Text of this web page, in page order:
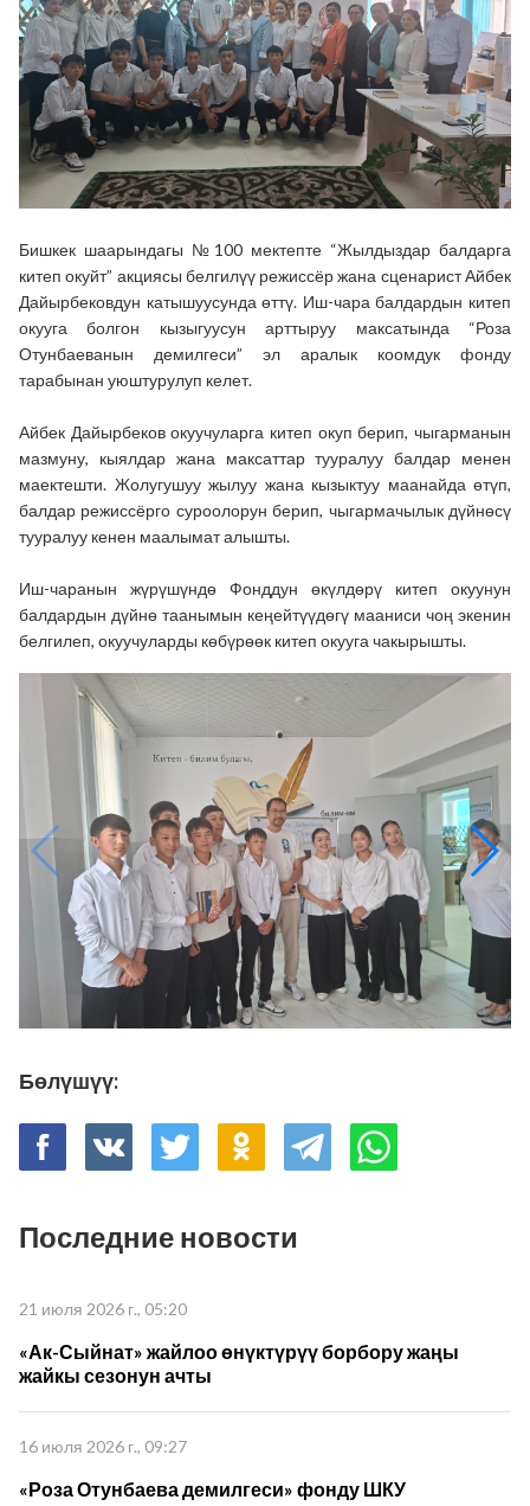
Бишкек шаарындагы №100 мектепте “Жылдыздар балдарга
китеп окуйт” акциясы белгилүү режиссёр жана сценарист Айбек
Дайырбековдун катышуусунда өттү. Иш-чара балдардын китеп
окууга болгон кызыгуусун арттыруу максатында “Роза
Отунбаеванын демилгеси” эл аралык коомдук фонду
тарабынан уюштурулуп келет.
Айбек Дайырбеков окуучуларга китеп окуп берип, чыгарманын
мазмуну, кыялдар жана максаттар тууралуу балдар менен
маектешти. Жолугушуу жылуу жана кызыктуу маанайда өтүп,
балдар режиссёрго суроолорун берип, чыгармачылык дүйнөсү
тууралуу кенен маалымат алышты.
Иш-чаранын жүрүшүндө Фонддун өкүлдөрү китеп окуунун
балдардын дүйнө таанымын кеңейтүүдөгү мааниси чоң экенин
белгилеп, окуучуларды көбүрөөк китеп окууга чакырышты.
Бөлүшүү:
Последние новости
21 июля 2026 г., 05:20
«Ак-Сыйнат» жайлоо өнүктүрүү борбору жаңы
жайкы сезонун ачты
16 июля 2026 г., 09:27
«Роза Отунбаева демилгеси» фонду ШКУ